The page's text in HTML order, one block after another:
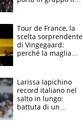
compagni
Tour de France, la
scelta sorprendente
di Vingegaard:
perché la maglia
rischio da evitare
Larissa Iapichino
record italiano nel
salto in lungo:
battuta di un